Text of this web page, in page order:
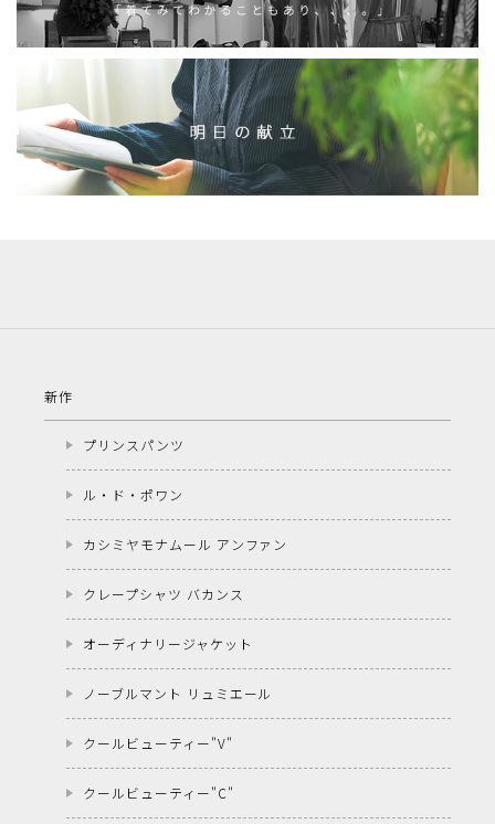
新作
プリンスパンツ
ル・ド・ポワン
カシミヤモナムール アンファン
クレープシャツ バカンス
オーディナリージャケット
ノーブルマント リュミエール
クールビューティー"V"
クールビューティー"C"